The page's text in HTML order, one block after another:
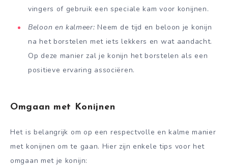
vingers of gebruik een speciale kam voor konijnen.
Beloon en kalmeer: Neem de tijd en beloon je konijn
na het borstelen met iets lekkers en wat aandacht.
Op deze manier zal je konijn het borstelen als een
positieve ervaring associëren.
Omgaan met Konijnen
Het is belangrijk om op een respectvolle en kalme manier
met konijnen om te gaan. Hier zijn enkele tips voor het
omgaan met je konijn: